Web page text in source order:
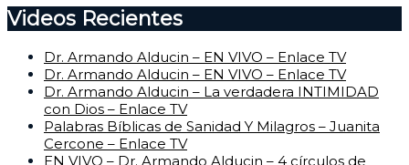
Videos Recientes
Dr. Armando Alducin – EN VIVO – Enlace TV
Dr. Armando Alducin – EN VIVO – Enlace TV
Dr. Armando Alducin – La verdadera INTIMIDAD
con Dios – Enlace TV
Palabras Bíblicas de Sanidad Y Milagros – Juanita
Cercone – Enlace TV
EN VIVO – Dr. Armando Alducin – 4 círculos de